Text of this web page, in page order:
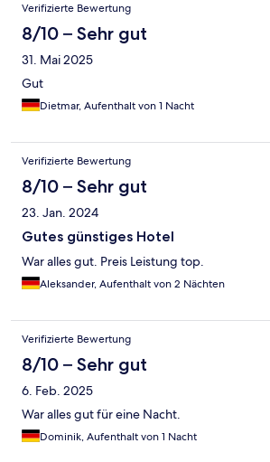
Verifizierte Bewertung
8/10 – Sehr gut
31. Mai 2025
Gut
Dietmar, Aufenthalt von 1 Nacht
Verifizierte Bewertung
8/10 – Sehr gut
23. Jan. 2024
Gutes günstiges Hotel
War alles gut. Preis Leistung top.
Aleksander, Aufenthalt von 2 Nächten
Verifizierte Bewertung
8/10 – Sehr gut
6. Feb. 2025
War alles gut für eine Nacht.
Dominik, Aufenthalt von 1 Nacht